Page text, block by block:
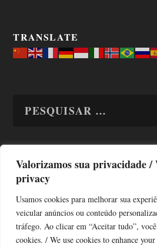
Valorizamos sua privacidade /
privacy
Usamos cookies para melhorar sua
veicular anúncios ou conteúdo
tráfego. Ao clicar em “Aceitar tudo”,
cookies. / We use cookies to enhance
TRANSLATE
TODAS OS ASSUNTOS